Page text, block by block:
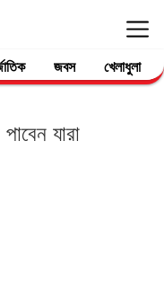
জবস খেলাধুলা
যারা